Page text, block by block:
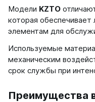
Модели KZTO
которая обеспечивает
элементам для
Используемые
механическим
срок службы при
Преимущества